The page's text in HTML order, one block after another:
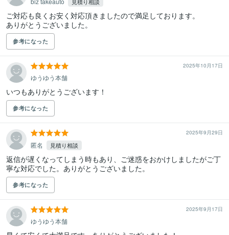
ご対応も良くお安く対応頂きましたので満足しております。
ありがとうございました。
参考になった
2025年10月17日
ゆうゆう本舗
いつもありがとうございます！
参考になった
2025年9月29日
匿名 見積り相談
返信が遅くなってしまう時もあり、ご迷惑をおかけしましたがご丁
寧な対応でした。ありがとうございました。
参考になった
2025年9月17日
ゆうゆう本舗